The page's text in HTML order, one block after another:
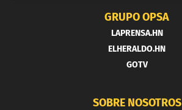
GRUPO OPSA
LAPRENSA.HN
ELHERALDO.HN
GOTV
SOBRE NOSOTROS